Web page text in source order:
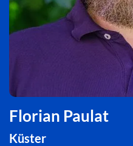
Florian Paulat
Küster